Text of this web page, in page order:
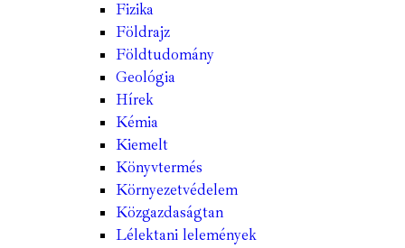
Fizika
Földrajz
Földtudomány
Geológia
Hírek
Kémia
Kiemelt
Könyvtermés
Környezetvédelem
Közgazdaságtan
Lélektani lelemények